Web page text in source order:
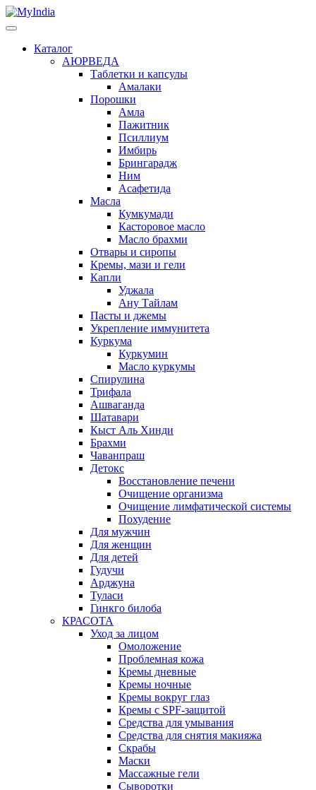
Каталог
АЮРВЕДА
Таблетки и капсулы
Амалаки
Порошки
Амла
Пажитник
Псиллиум
Имбирь
Брингарадж
Ним
Асафетида
Масла
Кумкумади
Касторовое масло
Масло брахми
Отвары и сиропы
Кремы, мази и гели
Капли
Уджала
Ану Тайлам
Пасты и джемы
Укрепление иммунитета
Куркума
Куркумин
Масло куркумы
Спирулина
Трифала
Ашваганда
Шатавари
Кыст Аль Хинди
Брахми
Чаванпраш
Детокс
Восстановление печени
Очищение организма
Очищение лимфатической системы
Похудение
Для мужчин
Для женщин
Для детей
Гудучи
Арджуна
Туласи
Гинкго билоба
КРАСОТА
Уход за лицом
Омоложение
Проблемная кожа
Кремы дневные
Кремы ночные
Кремы вокруг глаз
Кремы с SPF-защитой
Средства для умывания
Средства для снятия макияжа
Скрабы
Маски
Массажные гели
Сыворотки